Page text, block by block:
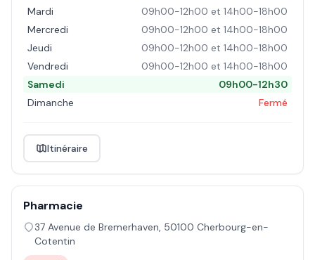
Mardi
09h00-12h00 et 14h00-18h00
Mercredi
09h00-12h00 et 14h00-18h00
Jeudi
09h00-12h00 et 14h00-18h00
Vendredi
09h00-12h00 et 14h00-18h00
Samedi
09h00-12h30
Dimanche
Fermé
Itinéraire
Pharmacie
37 Avenue de Bremerhaven, 50100 Cherbourg-en-
Cotentin